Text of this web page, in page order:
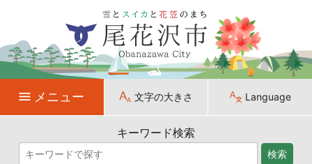
メニュー 文字の大きさ Language
キーワード検索
検索